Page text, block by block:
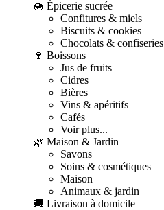
🍯 Épicerie sucrée
Confitures & miels
Biscuits & cookies
Chocolats & confiseries
🍷 Boissons
Jus de fruits
Cidres
Bières
Vins & apéritifs
Cafés
Voir plus...
🌿 Maison & Jardin
Savons
Soins & cosmétiques
Maison
Animaux & jardin
🚚 Livraison à domicile